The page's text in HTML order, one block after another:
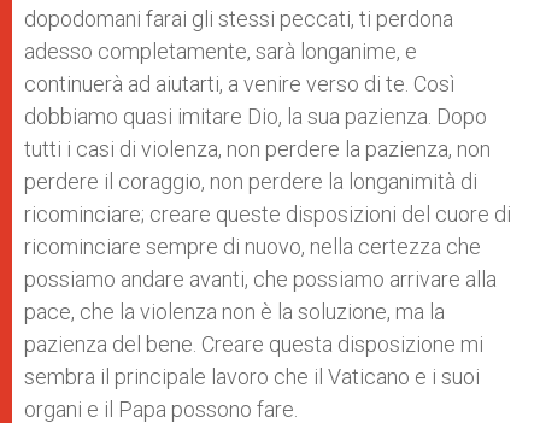
dopodomani farai gli stessi peccati, ti perdona
adesso completamente, sarà longanime, e
continuerà ad aiutarti, a venire verso di te. Così
dobbiamo quasi imitare Dio, la sua pazienza. Dopo
tutti i casi di violenza, non perdere la pazienza, non
perdere il coraggio, non perdere la longanimità di
ricominciare; creare queste disposizioni del cuore di
ricominciare sempre di nuovo, nella certezza che
possiamo andare avanti, che possiamo arrivare alla
pace, che la violenza non è la soluzione, ma la
pazienza del bene. Creare questa disposizione mi
sembra il principale lavoro che il Vaticano e i suoi
organi e il Papa possono fare.